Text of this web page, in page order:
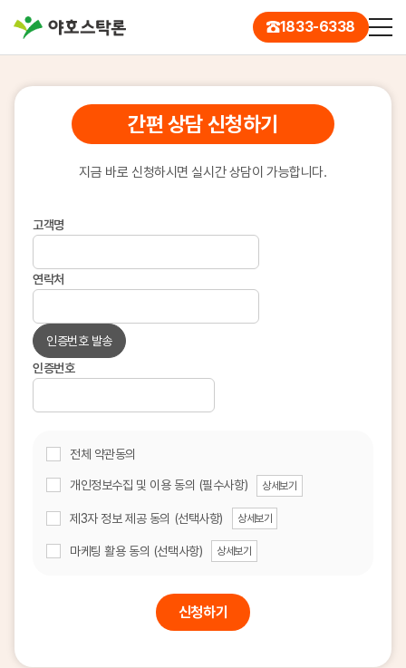
1833-6338
간편 상담 신청하기
지금 바로 신청하시면 실시간 상담이 가능합니다.
고객명
연락처
인증번호 발송
인증번호
전체 약관동의
개인정보수집 및 이용 동의 (필수사항) 상세보기
제3자 정보 제공 동의 (선택사항) 상세보기
마케팅 활용 동의 (선택사항) 상세보기
신청하기